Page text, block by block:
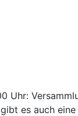
Uhr:
es auch